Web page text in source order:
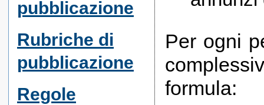
pubblicazione
Rubriche di
pubblicazione
Regole
Per ogni
formula: